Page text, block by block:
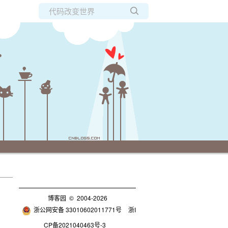
所有博客
博客园 © 2004-2026
浙公网安备 33010602011771号
浙I
CP备2021040463号-3